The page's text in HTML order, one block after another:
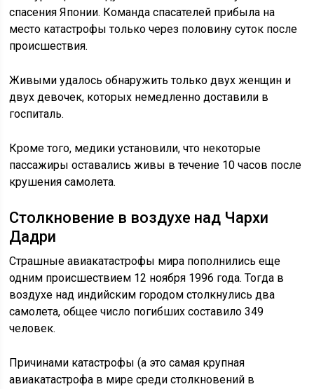
спасения Японии. Команда спасателей прибыла на
место катастрофы только через половину суток после
происшествия.
Живыми удалось обнаружить только двух женщин и
двух девочек, которых немедленно доставили в
госпиталь.
Кроме того, медики установили, что некоторые
пассажиры оставались живы в течение 10 часов после
крушения самолета.
Столкновение в воздухе над Чархи
Дадри
Страшные авиакатастрофы мира пополнились еще
одним происшествием 12 ноября 1996 года. Тогда в
воздухе над индийским городом столкнулись два
самолета, общее число погибших составило 349
человек.
Причинами катастрофы (а это самая крупная
авиакатастрофа в мире среди столкновений в